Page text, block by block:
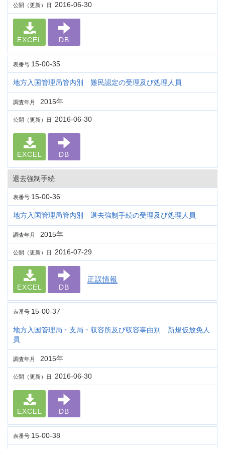
公開（更新）日 2016-06-30
EXCEL DB
表番号 15-00-35
地方入国管理局管内別 難民認定の受理及び処理人員
調査年月 2015年
公開（更新）日 2016-06-30
EXCEL DB
退去強制手続
表番号 15-00-36
地方入国管理局管内別 退去強制手続の受理及び処理人員
調査年月 2015年
公開（更新）日 2016-07-29
EXCEL DB
正誤情報
表番号 15-00-37
地方入国管理局・支局・収容所及び収容事由別 新規仮放免人
員
調査年月 2015年
公開（更新）日 2016-06-30
EXCEL DB
表番号 15-00-38